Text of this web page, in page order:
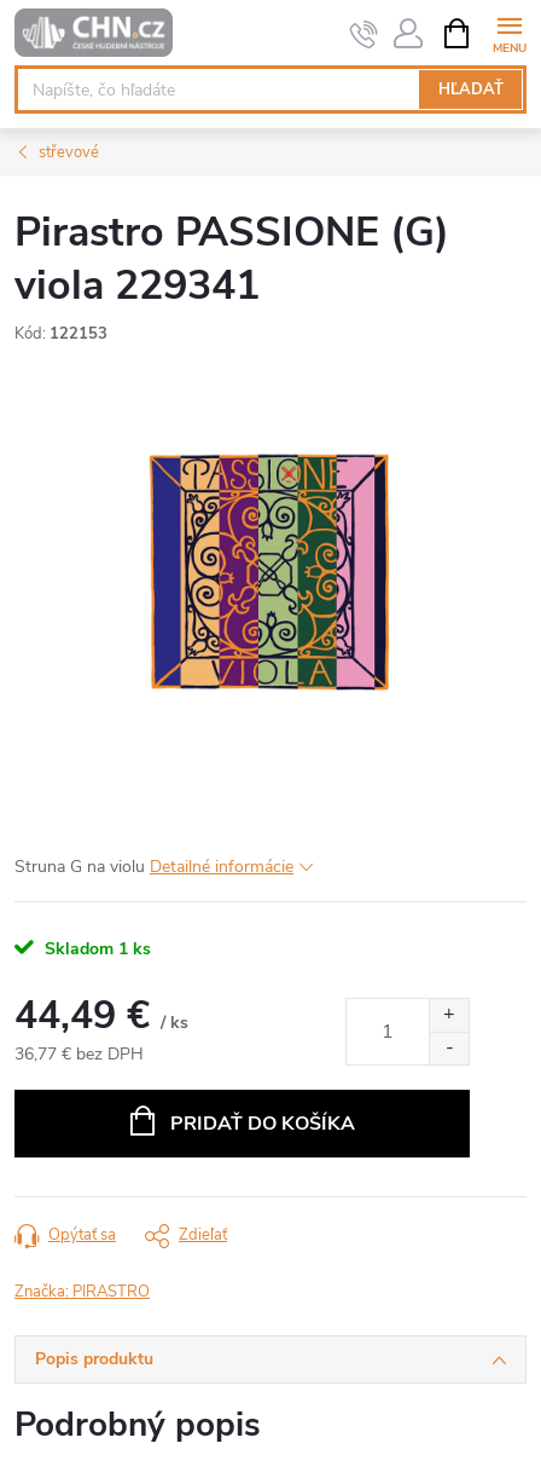
Prejsť
na
obsah
HĽADAŤ
KOŠÍK
střevové
Pirastro PASSIONE (G)
viola 229341
Kód: 122153
Struna G na violu Detailné informácie
Skladom 1 ks
44,49 € / ks
36,77 € bez DPH
PRIDAŤ DO KOŠÍKA
Opýtať sa Zdieľať
Značka: PIRASTRO
Popis produktu
Podrobný popis